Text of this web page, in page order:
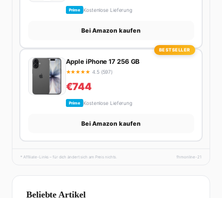
Prime Kostenlose Lieferung
Bei Amazon kaufen
BESTSELLER
Apple iPhone 17 256 GB
★★★★★ 4.5 (597)
€744
Prime Kostenlose Lieferung
Bei Amazon kaufen
* Affiliate-Links – für dich ändert sich am Preis nichts. fhmonline-21
Beliebte Artikel